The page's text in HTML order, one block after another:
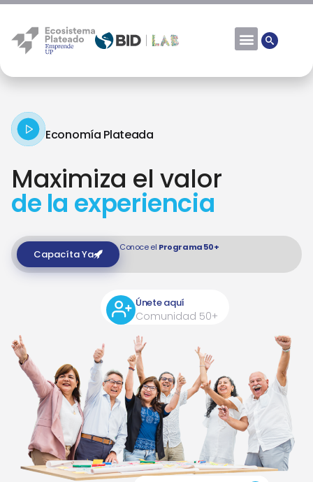
Economía Plateada
Maximiza el valor
de la experiencia
Capacíta Ya
Conoce el Programa 50+
Únete aquí
Comunidad 50+